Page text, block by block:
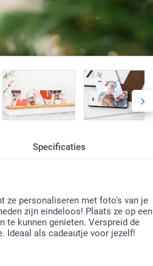
Specificaties
ze personaliseren met foto's van je
zijn eindeloos! Plaats ze op een
te kunnen genieten. Verspreid de
Ideaal als cadeautje voor jezelf!